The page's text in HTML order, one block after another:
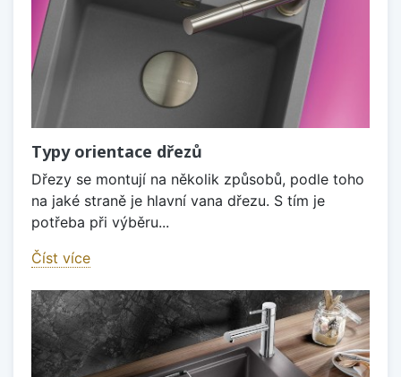
Typy orientace dřezů
Dřezy se montují na několik způsobů, podle toho
na jaké straně je hlavní vana dřezu. S tím je
potřeba při výběru...
Číst více